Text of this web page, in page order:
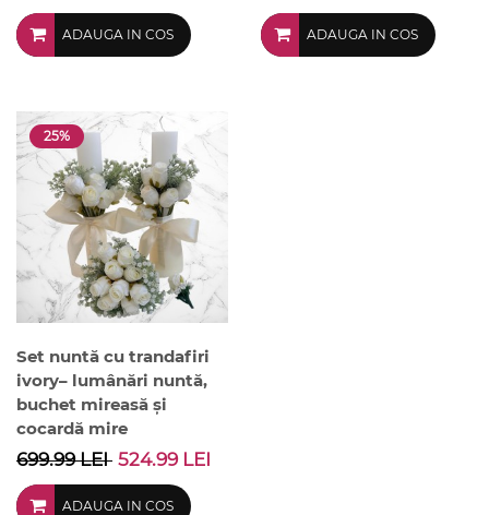
ADAUGA IN COS ADAUGA IN COS
25%
Set nuntă cu trandafiri
ivory– lumânări nuntă,
buchet mireasă și
cocardă mire
699.99 LEI 524.99 LEI
ADAUGA IN COS